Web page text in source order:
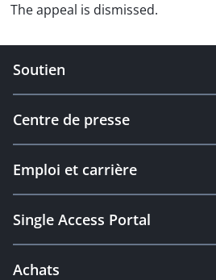
The appeal is dismissed.
Soutien
Centre de presse
Emploi et carrière
Single Access Portal
Achats